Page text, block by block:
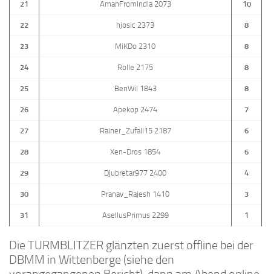
21 AmanFromIndia 2073 10
22 hjosic 2373 8
23 MiKDo 2310 8
24 Rolle 2175 8
25 BenWil 1843 8
26 Apekop 2474 7
27 Rainer_Zufall15 2187 6
28 Xen-Dros 1854 6
29 Djubretar977 2400 4
30 Pranav_Rajesh 1410 3
31 AsellusPrimus 2299 1
Die TURMBLITZER glänzten zuerst offline bei der
DBMM in Wittenberge (siehe den